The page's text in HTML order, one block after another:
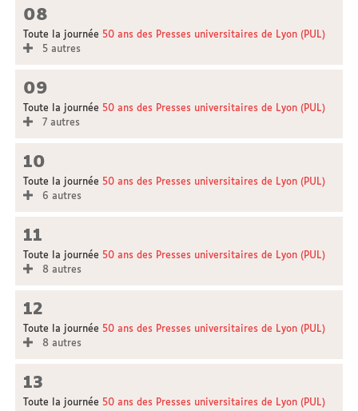
08
Toute la journée 50 ans des Presses universitaires de Lyon (PUL)
5 autres
09
Toute la journée 50 ans des Presses universitaires de Lyon (PUL)
7 autres
10
Toute la journée 50 ans des Presses universitaires de Lyon (PUL)
6 autres
11
Toute la journée 50 ans des Presses universitaires de Lyon (PUL)
8 autres
12
Toute la journée 50 ans des Presses universitaires de Lyon (PUL)
8 autres
13
Toute la journée 50 ans des Presses universitaires de Lyon (PUL)